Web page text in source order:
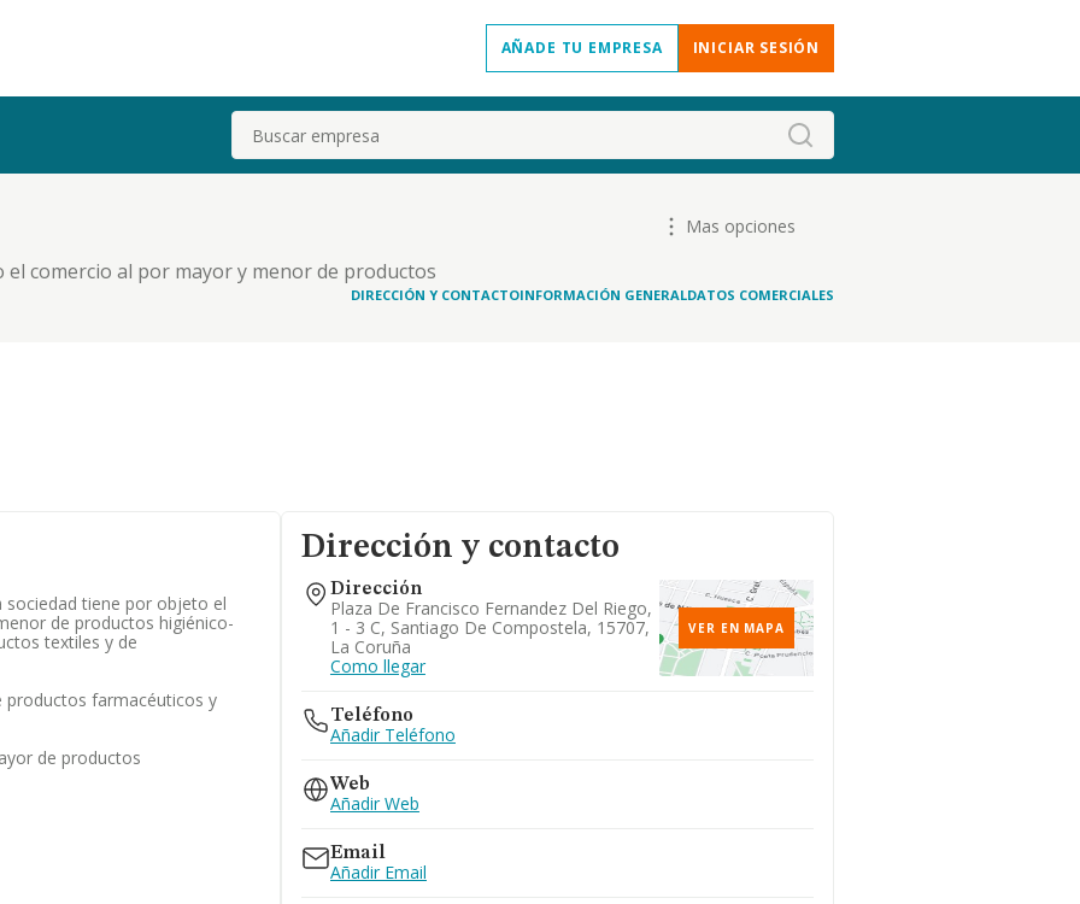
AÑADE TU EMPRESA INICIAR SESIÓN
Buscar
comercio al por mayor y menor de productos
merchandising
Mas opciones
DIRECCIÓN Y CONTACTOINFORMACIÓN GENERALDATOS COMERCIALES
tiene por objeto el
de productos higiénico-
textiles y de
productos farmacéuticos y
de productos
Dirección y contacto
Dirección
Plaza De Francisco Fernandez Del Riego,
1 - 3 C, Santiago De Compostela, 15707,
La Coruña
Como llegar
VER EN MAPA
Teléfono
Añadir Teléfono
Web
Añadir Web
Email
Añadir Email